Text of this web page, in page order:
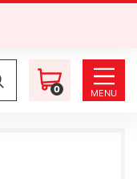
0 MENU